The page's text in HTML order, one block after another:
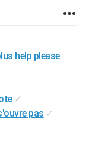
help please
✓
pas ✓